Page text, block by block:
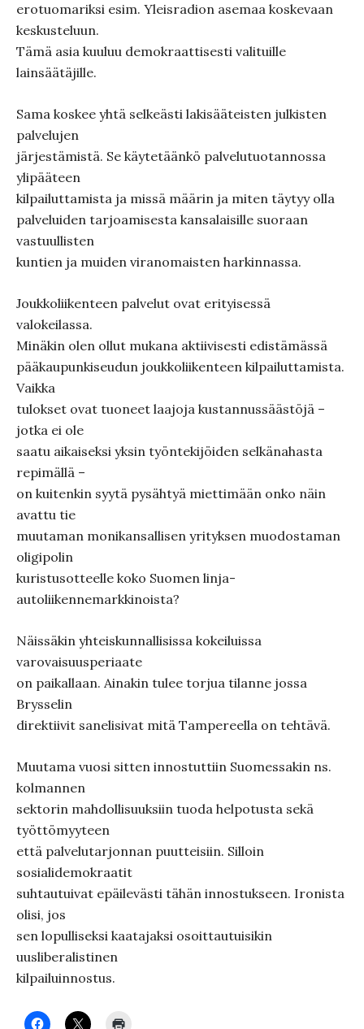
erotuomariksi esim. Yleisradion asemaa koskevaan
keskusteluun.
Tämä asia kuuluu demokraattisesti valituille
lainsäätäjille.
Sama koskee yhtä selkeästi lakisääteisten julkisten
palvelujen
järjestämistä. Se käytetäänkö palvelutuotannossa
ylipääteen
kilpailuttamista ja missä määrin ja miten täytyy olla
palveluiden tarjoamisesta kansalaisille suoraan
vastuullisten
kuntien ja muiden viranomaisten harkinnassa.
Joukkoliikenteen palvelut ovat erityisessä
valokeilassa.
Minäkin olen ollut mukana aktiivisesti edistämässä
pääkaupunkiseudun joukkoliikenteen kilpailuttamista.
Vaikka
tulokset ovat tuoneet laajoja kustannussäästöjä –
jotka ei ole
saatu aikaiseksi yksin työntekijöiden selkänahasta
repimällä –
on kuitenkin syytä pysähtyä miettimään onko näin
avattu tie
muutaman monikansallisen yrityksen muodostaman
oligipolin
kuristusotteelle koko Suomen linja-
autoliikennemarkkinoista?
Näissäkin yhteiskunnallisissa kokeiluissa
varovaisuusperiaate
on paikallaan. Ainakin tulee torjua tilanne jossa
Brysselin
direktiivit sanelisivat mitä Tampereella on tehtävä.
Muutama vuosi sitten innostuttiin Suomessakin ns.
kolmannen
sektorin mahdollisuuksiin tuoda helpotusta sekä
työttömyyteen
että palvelutarjonnan puutteisiin. Silloin
sosialidemokraatit
suhtautuivat epäilevästi tähän innostukseen. Ironista
olisi, jos
sen lopulliseksi kaatajaksi osoittautuisikin
uusliberalistinen
kilpailuinnostus.